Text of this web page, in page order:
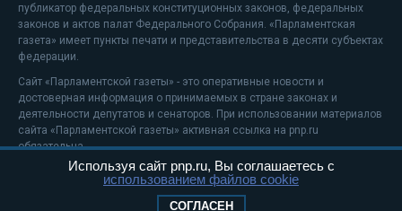
публикатор федеральных конституционных законов, федеральных
законов и актов палат Федерального Собрания. «Парламентская
газета» имеет пункты печати и представительства в десяти субъектах
федерации.
Сайт «Парламентской газеты» - это оперативные новости и
достоверная информация о принимаемых в стране законах и
деятельности депутатов и сенаторов. При использовании материалов
сайта «Парламентской газеты» активная ссылка на pnp.ru
обязательна.
На информационном ресурсе применяютсярекомендательные
Положение о защите персональных данных
Используя сайт pnp.ru, Вы соглашаетесь с
использованием файлов cookie
СОГЛАСЕН